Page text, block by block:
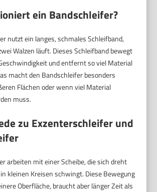
ein Bandschleifer?
nutzt ein langes, schmales Schleifband,
Walzen läuft. Dieses Schleifband bewegt
und entfernt so viel Material
macht den Bandschleifer besonders
Flächen oder wenn viel Material
muss.
zu Exzenterschleifer und
arbeiten mit einer Scheibe, die sich dreht
kleinen Kreisen schwingt. Diese Bewegung
Oberfläche, braucht aber länger Zeit als